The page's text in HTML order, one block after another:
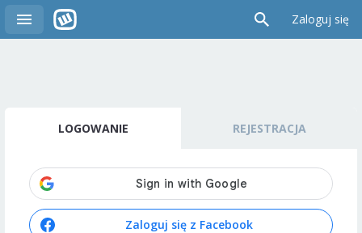
Zaloguj się
LOGOWANIE REJESTRACJA
Zaloguj się z Facebook